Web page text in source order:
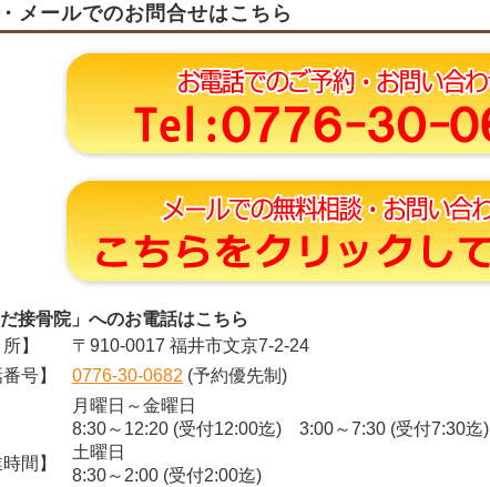
メールでのお問合せはこちら
接骨院」へのお電話はこちら
】
〒910-0017 福井市文京7-2-24
号】
0776-30-0682 (予約優先制)
間】
月曜日～金曜日
8:30～12:20 (受付12:00迄) 3:00～7:30 (受付7:30迄)
土曜日
8:30～2:00 (受付2:00迄)